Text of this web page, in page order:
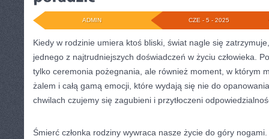
CZE - 5 - 2025
ADMIN
Kiedy w rodzinie umiera ktoś bliski, świat nagle się
jednego z najtrudniejszych doświadczeń w życiu człowieka.
tylko ceremonia pożegnania, ale również moment, w którym
żalem i całą gamą emocji, które wydają się nie do
chwilach czujemy się zagubieni i przytłoczeni
Śmierć członka rodziny wywraca nasze życie do góry